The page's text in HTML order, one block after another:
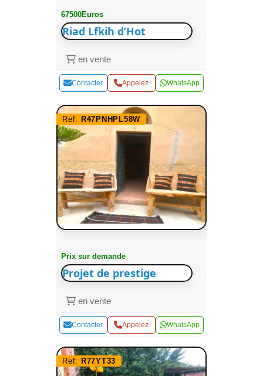
67500Euros
Riad Lfkih d’Hot
en vente
Contacter Appelez WhatsApp
Ref: R47PNHPL58W
Prix sur demande
Projet de prestige
en vente
Contacter Appelez WhatsApp
Ref: R77YT33